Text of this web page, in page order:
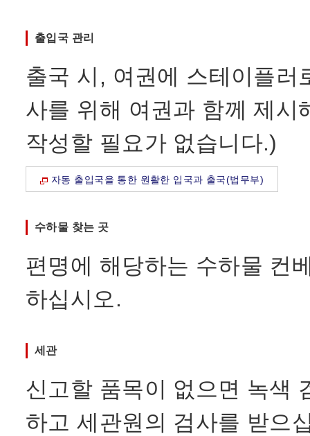
출입국 관리
출국 시, 여권에 스테이플
사를 위해 여권과 함께 제
작성할 필요가 없습니다.)
자동 출입국을 통한 원활한 입국과 출국(법무부)
수하물 찾는 곳
편명에 해당하는 수하물 컨
하십시오.
세관
신고할 품목이 없으면 녹색
하고 세관원의 검사를 받으